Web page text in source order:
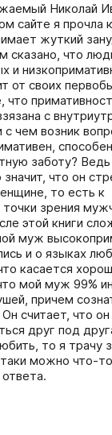
Николай
сайте я прочла
жуткий
сказано, что
и
от своих
что
с
с чем возник
заботу?
что он
то есть к
точки зрения
этой книги
муж
и о языках
касается
мой муж 99%
причем
считает, что
друг под
то я трачу
можно что-